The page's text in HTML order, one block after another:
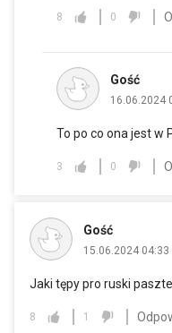
8 0
Gość
16.06.2024
To po co ona jest w
3 0
Gość
15.06.2024 04:33
Jaki tępy pro ruski
8 1